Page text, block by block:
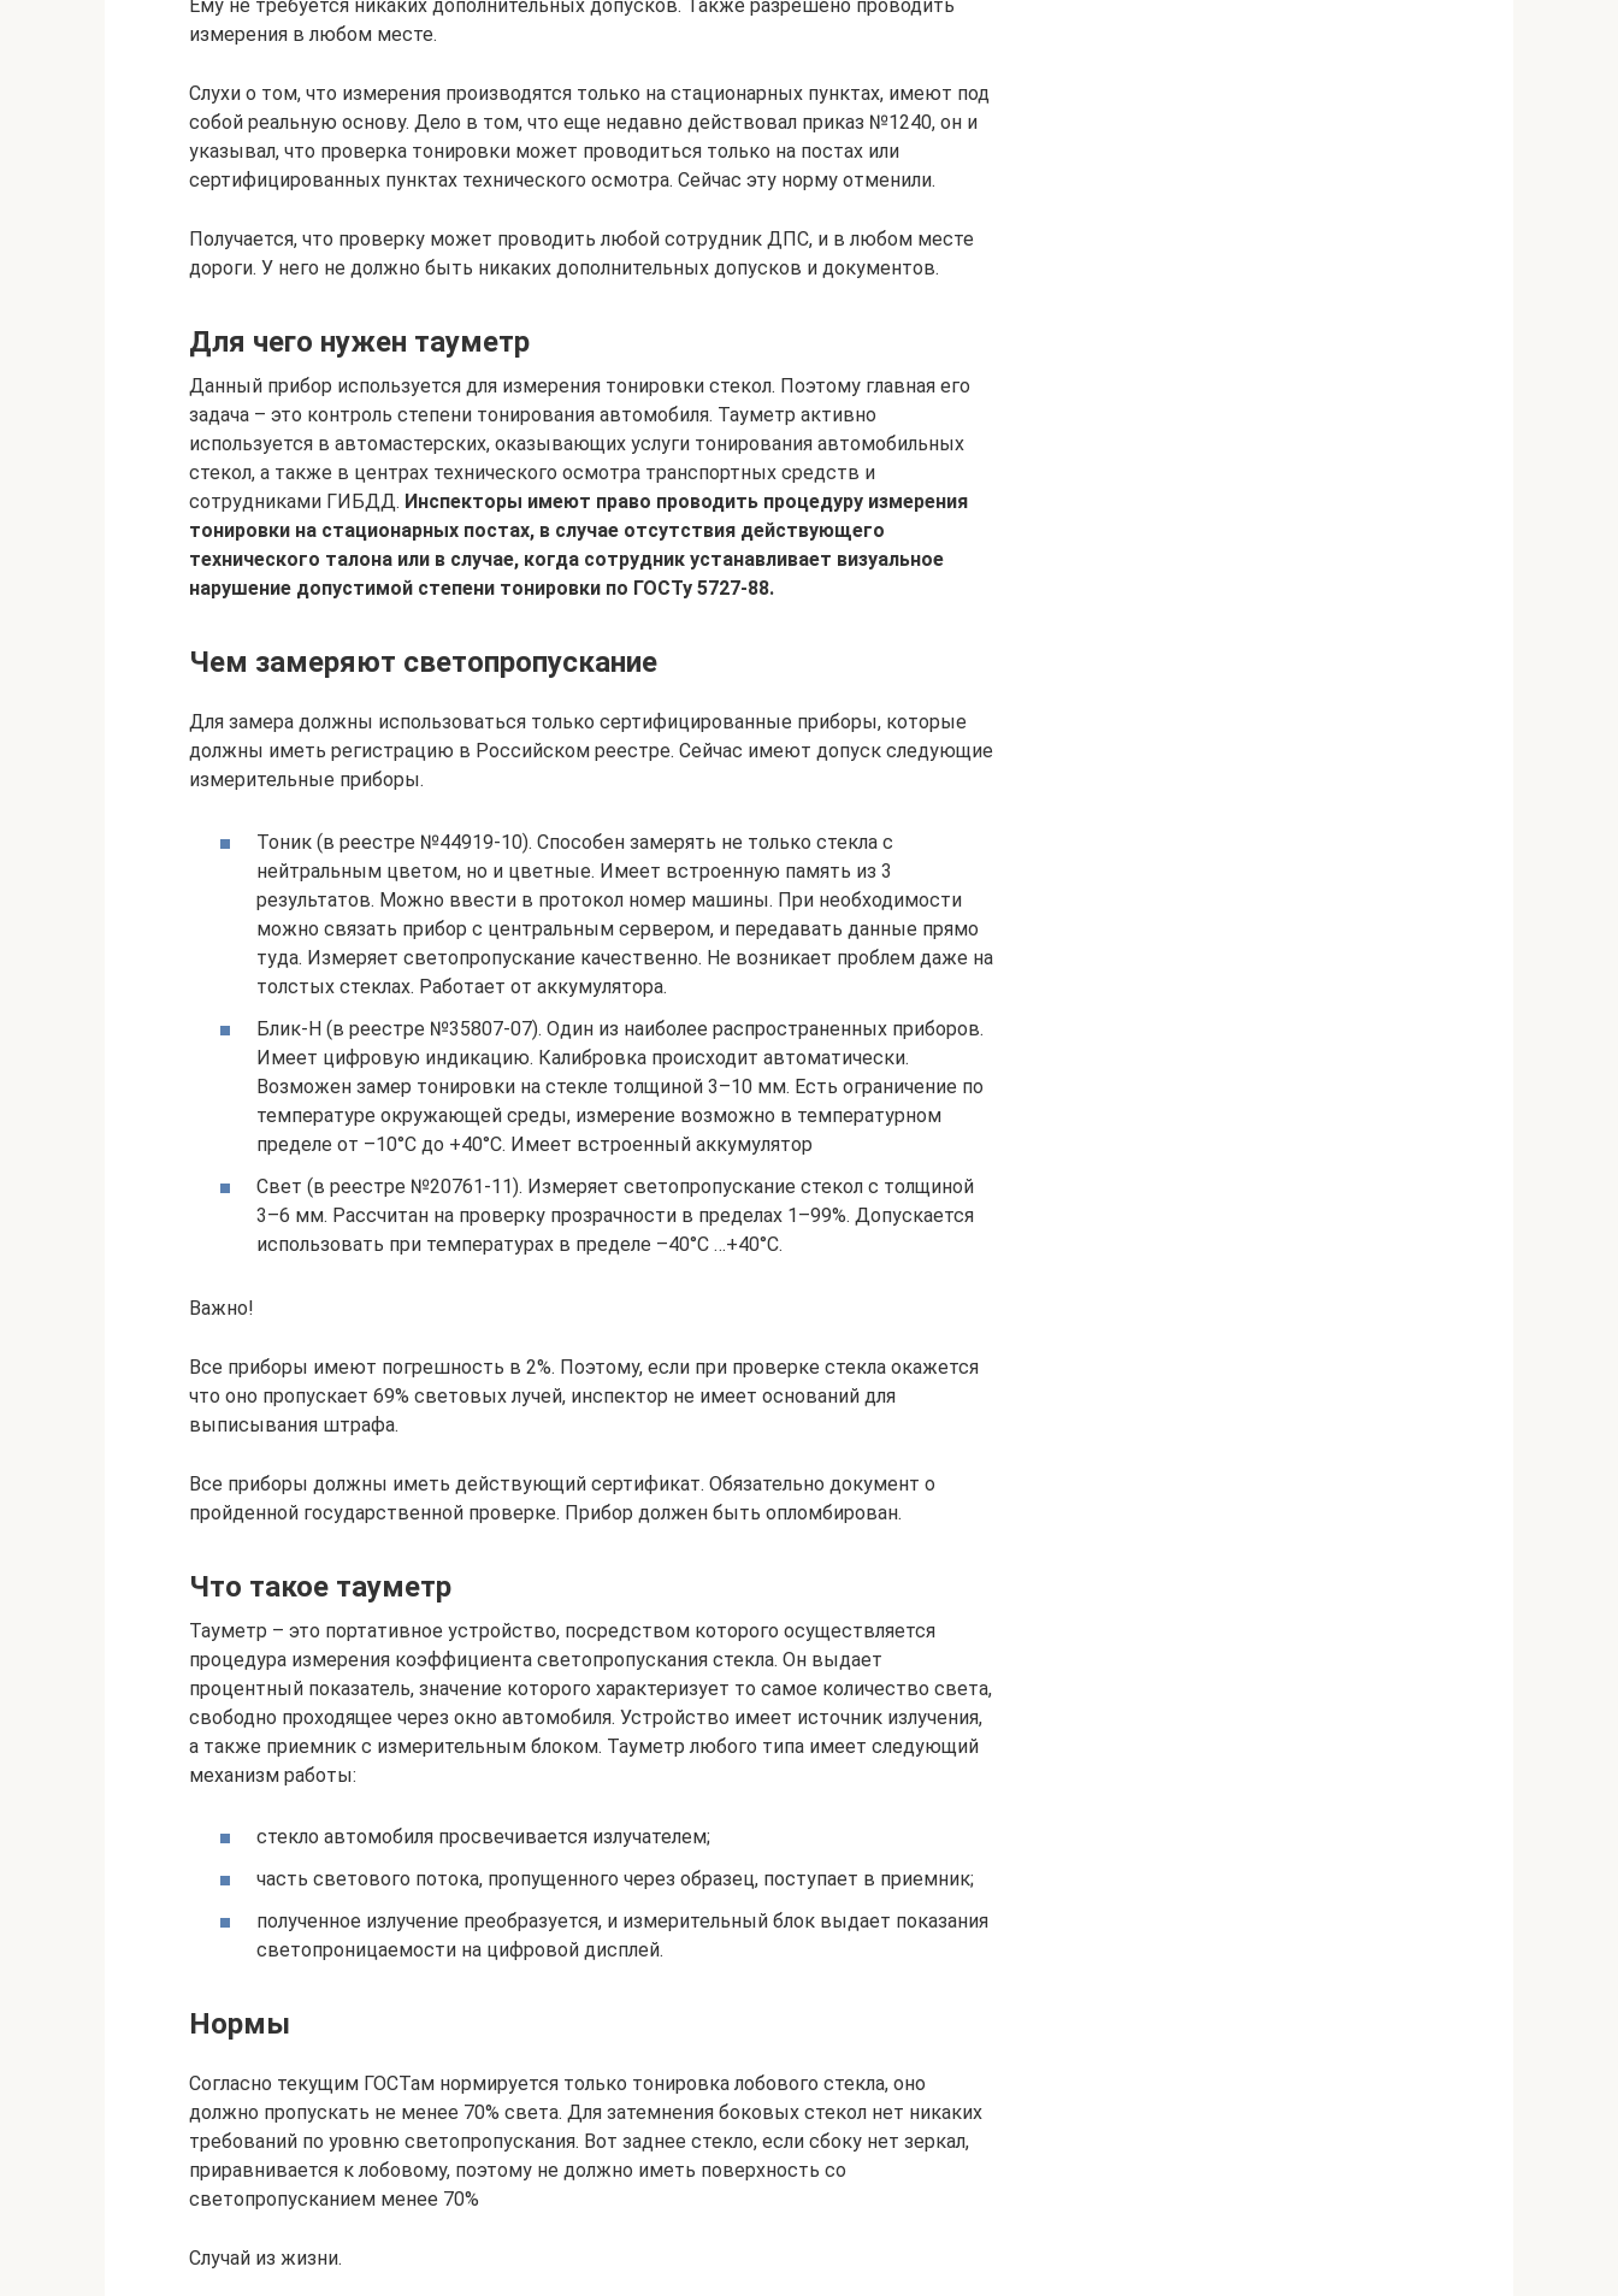
Ему не требуется никаких дополнительных допусков. Также разрешено проводить
измерения в любом месте.
Слухи о том, что измерения производятся только на стационарных пунктах, имеют под
собой реальную основу. Дело в том, что еще недавно действовал приказ №1240, он и
указывал, что проверка тонировки может проводиться только на постах или
сертифицированных пунктах технического осмотра. Сейчас эту норму отменили.
Получается, что проверку может проводить любой сотрудник ДПС, и в любом месте
дороги. У него не должно быть никаких дополнительных допусков и документов.
Для чего нужен тауметр
Данный прибор используется для измерения тонировки стекол. Поэтому главная его
задача – это контроль степени тонирования автомобиля. Тауметр активно
используется в автомастерских, оказывающих услуги тонирования автомобильных
стекол, а также в центрах технического осмотра транспортных средств и
сотрудниками ГИБДД. Инспекторы имеют право проводить процедуру измерения
тонировки на стационарных постах, в случае отсутствия действующего
технического талона или в случае, когда сотрудник устанавливает визуальное
нарушение допустимой степени тонировки по ГОСТу 5727-88.
Чем замеряют светопропускание
Для замера должны использоваться только сертифицированные приборы, которые
должны иметь регистрацию в Российском реестре. Сейчас имеют допуск следующие
измерительные приборы.
Тоник (в реестре №44919-10). Способен замерять не только стекла с
нейтральным цветом, но и цветные. Имеет встроенную память из 3
результатов. Можно ввести в протокол номер машины. При необходимости
можно связать прибор с центральным сервером, и передавать данные прямо
туда. Измеряет светопропускание качественно. Не возникает проблем даже на
толстых стеклах. Работает от аккумулятора.
Блик-Н (в реестре №35807-07). Один из наиболее распространенных приборов.
Имеет цифровую индикацию. Калибровка происходит автоматически.
Возможен замер тонировки на стекле толщиной 3–10 мм. Есть ограничение по
температуре окружающей среды, измерение возможно в температурном
пределе от –10°C до +40°С. Имеет встроенный аккумулятор
Свет (в реестре №20761-11). Измеряет светопропускание стекол с толщиной
3–6 мм. Рассчитан на проверку прозрачности в пределах 1–99%. Допускается
использовать при температурах в пределе –40°C …+40°C.
Важно!
Все приборы имеют погрешность в 2%. Поэтому, если при проверке стекла окажется
что оно пропускает 69% световых лучей, инспектор не имеет оснований для
выписывания штрафа.
Все приборы должны иметь действующий сертификат. Обязательно документ о
пройденной государственной проверке. Прибор должен быть опломбирован.
Что такое тауметр
Тауметр – это портативное устройство, посредством которого осуществляется
процедура измерения коэффициента светопропускания стекла. Он выдает
процентный показатель, значение которого характеризует то самое количество света,
свободно проходящее через окно автомобиля. Устройство имеет источник излучения,
а также приемник с измерительным блоком. Тауметр любого типа имеет следующий
механизм работы:
стекло автомобиля просвечивается излучателем;
часть светового потока, пропущенного через образец, поступает в приемник;
полученное излучение преобразуется, и измерительный блок выдает показания
светопроницаемости на цифровой дисплей.
Нормы
Согласно текущим ГОСТам нормируется только тонировка лобового стекла, оно
должно пропускать не менее 70% света. Для затемнения боковых стекол нет никаких
требований по уровню светопропускания. Вот заднее стекло, если сбоку нет зеркал,
приравнивается к лобовому, поэтому не должно иметь поверхность со
светопропусканием менее 70%
Случай из жизни.